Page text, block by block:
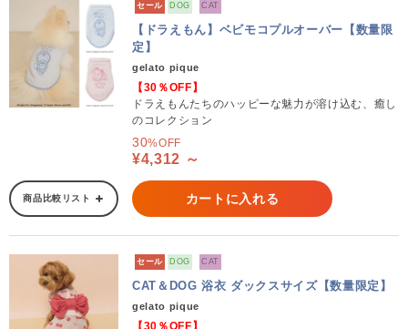
セール DOG CAT
【ドラえもん】ベビモコプルオーバー【数量限
定】
gelato pique
【30％OFF】
ドラえもんたちのハッピーな魅力が溶け込む、癒し
のコレクション
30%OFF
¥4,312 ～
商品比較リスト カートに入れる
セール DOG CAT
CAT＆DOG 浴衣 ダックスサイズ【数量限定】
gelato pique
【30％OFF】